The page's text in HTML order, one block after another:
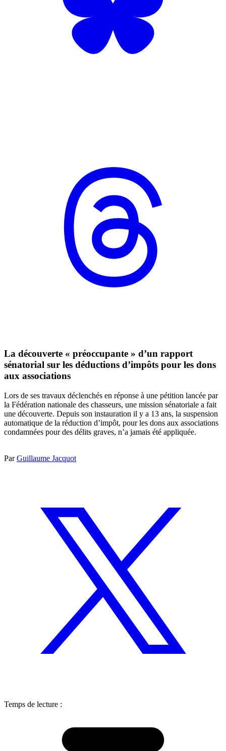
La découverte « préoccupante » d’un rapport
sénatorial sur les déductions d’impôts pour les dons
aux associations
Lors de ses travaux déclenchés en réponse à une pétition lancée par
la Fédération nationale des chasseurs, une mission sénatoriale a fait
une découverte. Depuis son instauration il y a 13 ans, la suspension
automatique de la réduction d’impôt, pour les dons aux associations
condamnées pour des délits graves, n’a jamais été appliquée.
ParGuillaume Jacquot
Temps de lecture :